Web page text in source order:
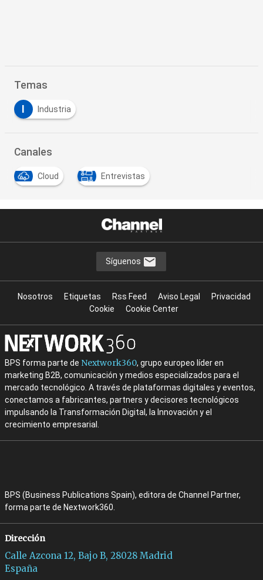
Temas
Industria
Canales
Cloud Entrevistas
Síguenos
Nosotros Etiquetas Rss Feed Aviso Legal
Privacidad
Cookie
Cookie Center
BPS forma parte de Nextwork360, grupo europeo líder en
marketing B2B, comunicación y medios especializados para el
mercado tecnológico. A través de plataformas digitales y eventos,
conectamos a fabricantes, partners y decisores tecnológicos
impulsando la Transformación Digital, la Innovación y el
crecimiento empresarial.
BPS (Business Publications Spain), editora de Channel Partner,
forma parte de Nextwork360.
Dirección
Calle Azcona 12, Bajo B, 28028 Madrid
España